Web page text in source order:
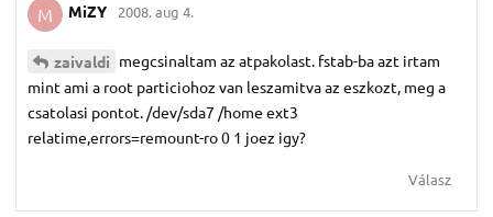
M MiZY 2008. aug 4.
zaivaldi megcsinaltam az atpakolast. fstab-ba azt irtam
mint ami a root particiohoz van leszamitva az eszkozt, meg a
csatolasi pontot. /dev/sda7 /home ext3
relatime,errors=remount-ro 0 1 joez igy?
Válasz